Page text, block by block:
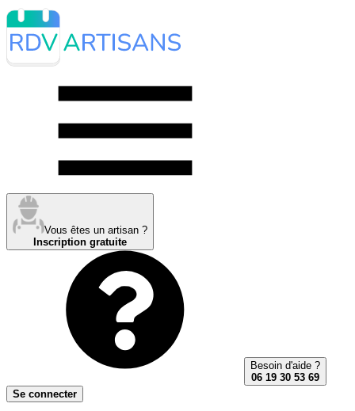
Vous êtes un artisan ?
Inscription gratuite
Besoin d'aide ?
06 19 30 53 69
Se connecter